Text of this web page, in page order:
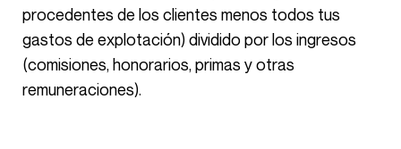
procedentes de los clientes menos todos tus
gastos de explotación) dividido por los ingresos
(comisiones, honorarios, primas y otras
remuneraciones).